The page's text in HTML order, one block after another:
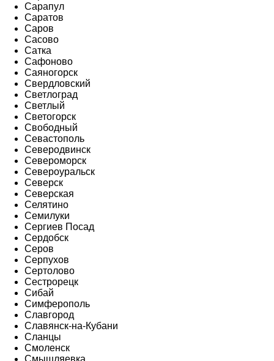
Сарапул
Саратов
Саров
Сасово
Сатка
Сафоново
Саяногорск
Свердловский
Светлоград
Светлый
Светогорск
Свободный
Севастополь
Северодвинск
Североморск
Североуральск
Северск
Северская
Селятино
Семилуки
Сергиев Посад
Сердобск
Серов
Серпухов
Сертолово
Сестрорецк
Сибай
Симферополь
Славгород
Славянск-на-Кубани
Сланцы
Смоленск
Смышляевка